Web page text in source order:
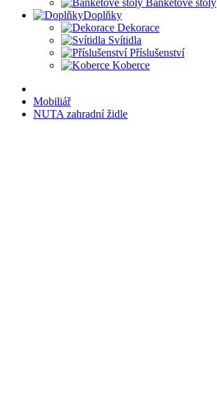
Banketové stoly
Doplňky
Dekorace
Svítidla
Příslušenství
Koberce
Mobiliář
NUTA zahradní židle